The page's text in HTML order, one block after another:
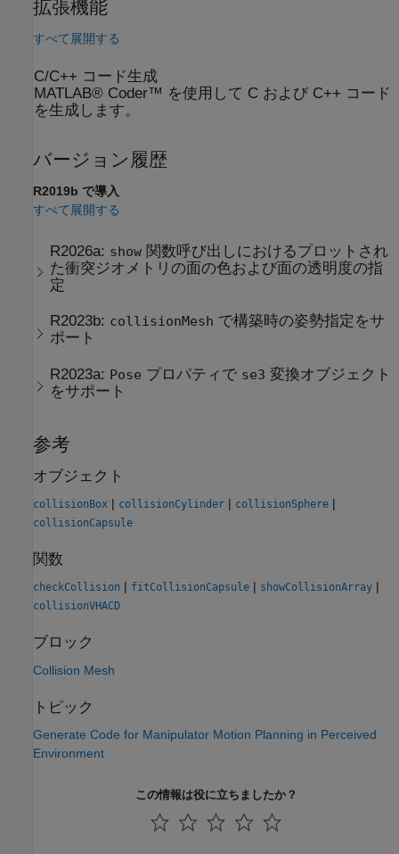
拡張機能
すべて展開する
C/C++ コード生成
MATLAB® Coder™ を使用して C および C++ コード
を生成します。
バージョン履歴
R2019b で導入
すべて展開する
R2026a: show 関数呼び出しにおけるプロットされ
た衝突ジオメトリの面の色および面の透明度の指
定
R2023b: collisionMesh で構築時の姿勢指定をサ
ポート
R2023a: Pose プロパティで se3 変換オブジェクト
をサポート
参考
オブジェクト
collisionBox | collisionCylinder | collisionSphere |
collisionCapsule
関数
checkCollision | fitCollisionCapsule | showCollisionArray |
collisionVHACD
ブロック
Collision Mesh
トピック
Generate Code for Manipulator Motion Planning in Perceived
Environment
この情報は役に立ちましたか？